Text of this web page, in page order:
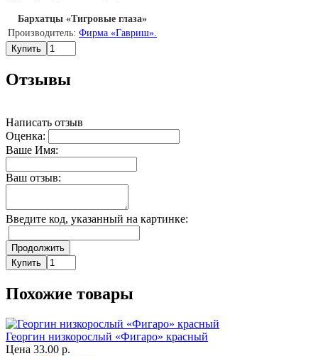
Бархатцы «Тигровые глаза»
Производитель: Фирма «Гавриш».
Купить
Отзывы
Написать отзыв
Оценка:
Ваше Имя:
Ваш отзыв:
Введите код, указанный на картинке:
Продолжить
Купить
Похожие товары
Георгин низкорослый «Фигаро» красный
Цена 33.00 р.